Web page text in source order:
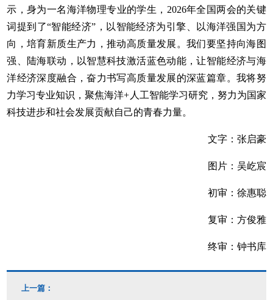
示，身为一名海洋物理专业的学生，2026年全国两会的关键
词提到了“智能经济”，以智能经济为引擎、以海洋强国为方
向，培育新质生产力，推动高质量发展。我们要坚持向海图
强、陆海联动，以智慧科技激活蓝色动能，让智能经济与海
洋经济深度融合，奋力书写高质量发展的深蓝篇章。我将努
力学习专业知识，聚焦海洋+人工智能学习研究，努力为国家
科技进步和社会发展贡献自己的青春力量。
文字：张启豪
图片：吴屹宸
初审：徐惠聪
复审：方俊雅
终审：钟书库
上一篇：